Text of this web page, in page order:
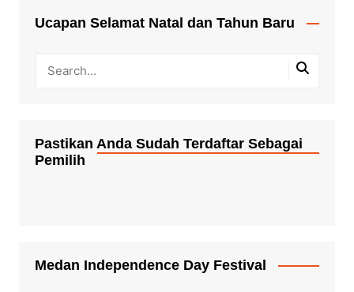
Ucapan Selamat Natal dan Tahun Baru
Pastikan Anda Sudah Terdaftar Sebagai
Pemilih
Medan Independence Day Festival